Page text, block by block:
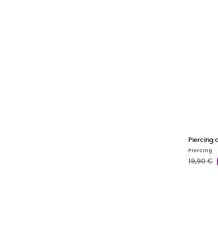
Piercing
Piercing
Precio
19,90 €